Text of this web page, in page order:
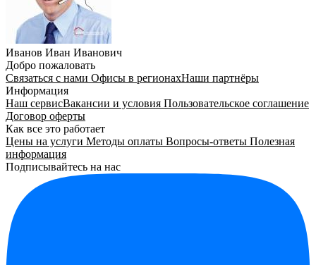
Иванов Иван Иванович
Добро пожаловать
Связаться с нами Офисы в регионахНаши партнёры
Информация
Наш сервисВакансии и условия Пользовательское соглашение
Договор оферты
Как все это работает
Цены на услуги Методы оплаты Вопросы-ответы Полезная
информация
Подписывайтесь на нас